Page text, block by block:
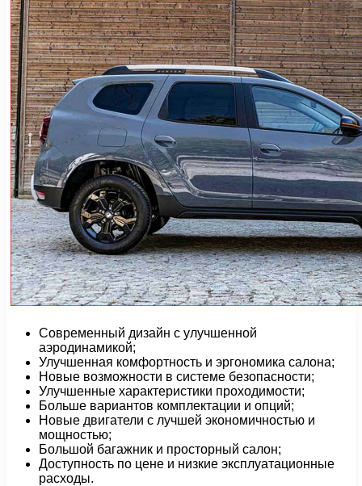
Современный дизайн с улучшенной
аэродинамикой;
Улучшенная комфортность и эргономика салона;
Новые возможности в системе безопасности;
Улучшенные характеристики проходимости;
Больше вариантов комплектации и опций;
Новые двигатели с лучшей экономичностью и
мощностью;
Большой багажник и просторный салон;
Доступность по цене и низкие эксплуатационные
расходы.